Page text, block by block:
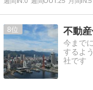
8 不動
今まで
するよ
社です